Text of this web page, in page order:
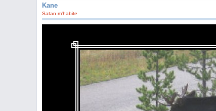
Kane
Satan m'habite